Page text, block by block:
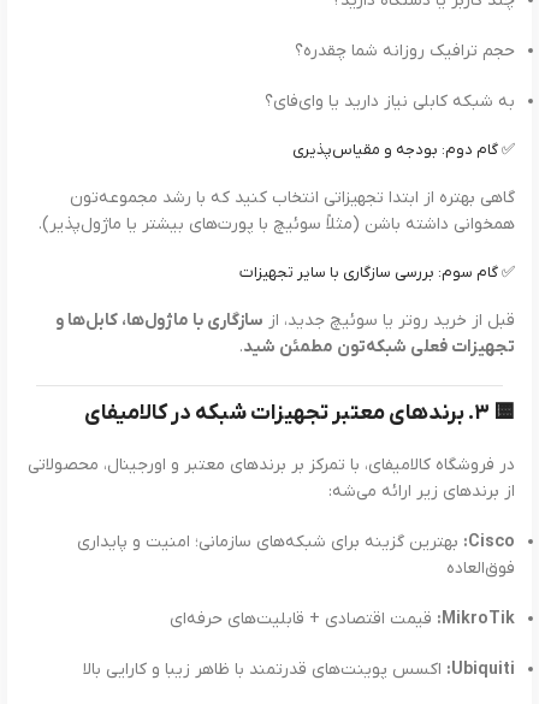
حجم ترافیک روزانه شما چقدره؟
به شبکه کابلی نیاز دارید یا وای‌فای؟
✅ گام دوم: بودجه و مقیاس‌پذیری
گاهی بهتره از ابتدا تجهیزاتی انتخاب کنید که با رشد مجموعه‌تون
همخوانی داشته باشن (مثلاً سوئیچ با پورت‌های بیشتر یا ماژول‌پذیر).
✅ گام سوم: بررسی سازگاری با سایر تجهیزات
قبل از خرید روتر یا سوئیچ جدید، از سازگاری با ماژول‌ها، کابل‌ها و
تجهیزات فعلی شبکه‌تون مطمئن شید.
🟨 ۳. برندهای معتبر تجهیزات شبکه در کالامیفای
در فروشگاه کالامیفای، با تمرکز بر برندهای معتبر و اورجینال، محصولاتی
از برندهای زیر ارائه می‌شه:
Cisco: بهترین گزینه برای شبکه‌های سازمانی؛ امنیت و پایداری
فوق‌العاده
MikroTik: قیمت اقتصادی + قابلیت‌های حرفه‌ای
Ubiquiti: اکسس پوینت‌های قدرتمند با ظاهر زیبا و کارایی بالا